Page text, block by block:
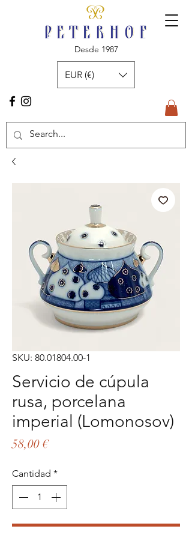
Desde 1987
EUR (€)
SKU: 80.01804.00-1
Servicio de cúpula
rusa, porcelana
imperial (Lomonosov)
58,00 €Precio
Cantidad *